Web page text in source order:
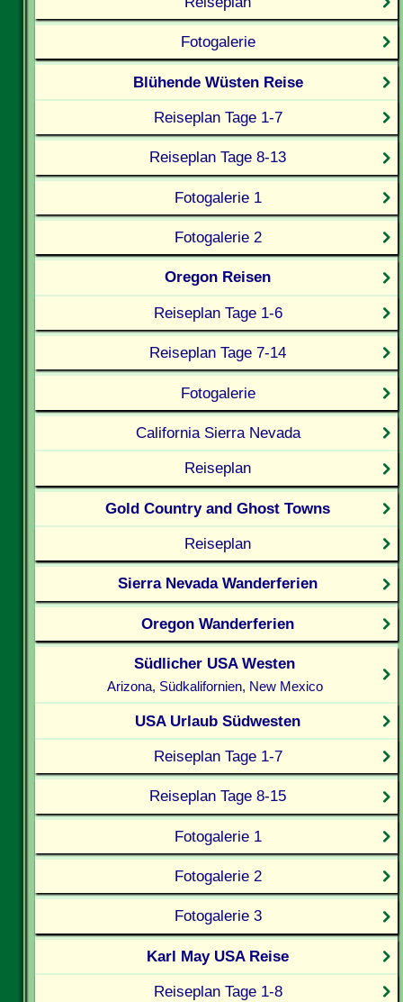
Fotogalerie
Blühende Wüsten Reise
Reiseplan Tage 1-7
Reiseplan Tage 8-13
Fotogalerie 1
Fotogalerie 2
Oregon Reisen
Reiseplan Tage 1-6
Reiseplan Tage 7-14
Fotogalerie
California Sierra Nevada
Reiseplan
Gold Country and Ghost Towns
Reiseplan
Sierra Nevada Wanderferien
Oregon Wanderferien
Südlicher USA Westen
Arizona, Südkalifornien, New Mexico
USA Urlaub Südwesten
Reiseplan Tage 1-7
Reiseplan Tage 8-15
Fotogalerie 1
Fotogalerie 2
Fotogalerie 3
Karl May USA Reise
Reiseplan Tage 1-8